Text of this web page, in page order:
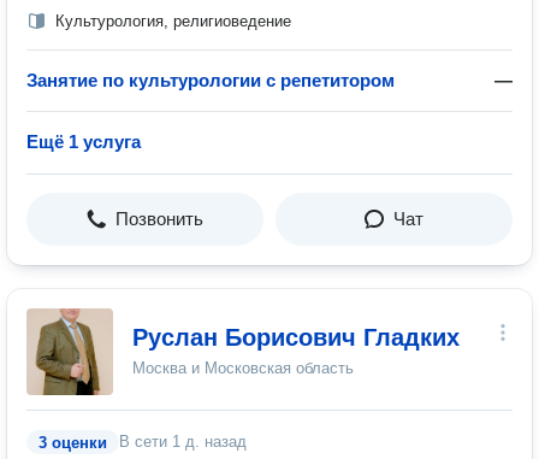
Культурология, религиоведение
Занятие по культурологии с репетитором —
Ещё 1 услуга
Позвонить Чат
Руслан Борисович Гладких
Москва и Московская область
3 оценки В сети 1 д. назад